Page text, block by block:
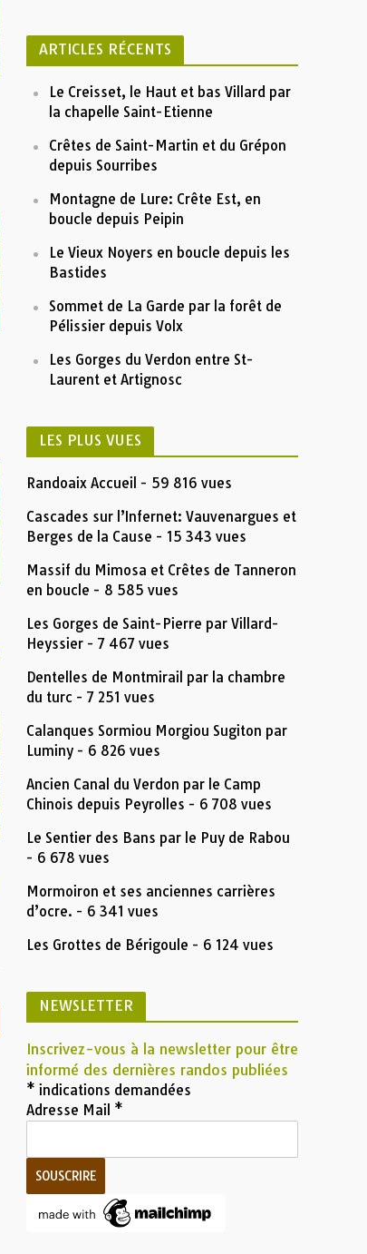
v
e
ARTICLES RÉCENTS
Le Creisset, le Haut et bas Villard par
la chapelle Saint-Etienne
Crêtes de Saint-Martin et du Grépon
depuis Sourribes
Montagne de Lure: Crête Est, en
boucle depuis Peipin
Le Vieux Noyers en boucle depuis les
Bastides
Sommet de La Garde par la forêt de
Pélissier depuis Volx
Les Gorges du Verdon entre St-
Laurent et Artignosc
LES PLUS VUES
Randoaix Accueil - 59 816 vues
Cascades sur l’Infernet: Vauvenargues et
Berges de la Cause - 15 343 vues
Massif du Mimosa et Crêtes de Tanneron
en boucle - 8 585 vues
Les Gorges de Saint-Pierre par Villard-
Heyssier - 7 467 vues
Dentelles de Montmirail par la chambre
du turc - 7 251 vues
Calanques Sormiou Morgiou Sugiton par
Luminy - 6 826 vues
Ancien Canal du Verdon par le Camp
Chinois depuis Peyrolles - 6 708 vues
Le Sentier des Bans par le Puy de Rabou
- 6 678 vues
Mormoiron et ses anciennes carrières
d’ocre. - 6 341 vues
Les Grottes de Bérigoule - 6 124 vues
NEWSLETTER
Inscrivez-vous à la newsletter pour être
informé des dernières randos publiées
* indications demandées
Adresse Mail *